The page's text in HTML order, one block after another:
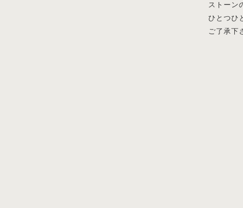
ストーン
ひとつひ
ご了承下